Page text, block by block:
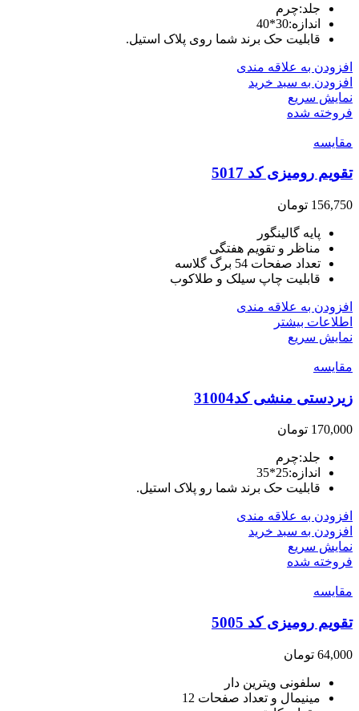
جلد:چرم
اندازه:30*40
قابلیت حک برند شما روی پلاک استیل.
افزودن به علاقه مندی
افزودن به سبد خرید
نمایش سریع
فروخته شده
مقايسه
تقویم رومیزی کد 5017
156,750 تومان
پایه گالینگور
مناظر و تقویم هفتگی
تعداد صفحات 54 برگ گلاسه
قابلیت چاپ سیلک و طلاکوب
افزودن به علاقه مندی
اطلاعات بیشتر
نمایش سریع
مقايسه
زیردستی منشی کد31004
170,000 تومان
جلد:چرم
اندازه:25*35
قابلیت حک برند شما رو پلاک استیل.
افزودن به علاقه مندی
افزودن به سبد خرید
نمایش سریع
فروخته شده
مقايسه
تقویم رومیزی کد 5005
64,000 تومان
سلفونی ویترین دار
مینیمال و تعداد صفحات 12